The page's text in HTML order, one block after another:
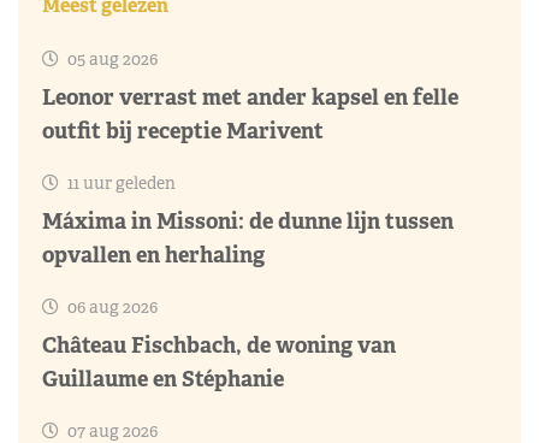
Meest gelezen
05 aug 2026
Leonor verrast met ander kapsel en felle
outfit bij receptie Marivent
11 uur geleden
Máxima in Missoni: de dunne lijn tussen
opvallen en herhaling
06 aug 2026
Château Fischbach, de woning van
Guillaume en Stéphanie
07 aug 2026